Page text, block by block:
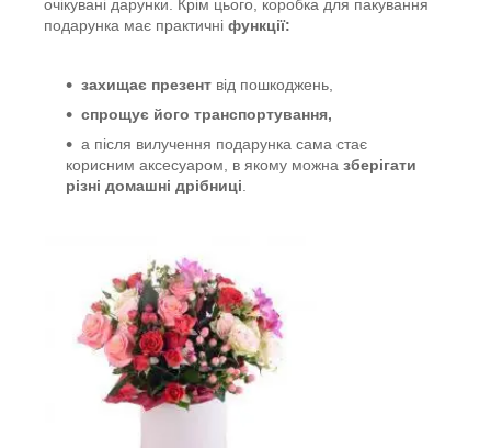
очікувані дарунки. Крім цього, коробка для пакування
подарунка має практичні функції:
захищає презент від пошкоджень,
спрощує його транспортування,
а після вилучення подарунка сама стає
корисним аксесуаром, в якому можна зберігати
різні домашні дрібниці